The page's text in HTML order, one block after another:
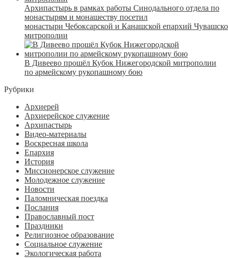
Архипастырь в рамках работы Синодального отдела по
монастырям и монашеству посетил
монастыри Чебоксарской и Канашской епархий
митрополии
В Дивеево прошёл Кубок Нижегородской митрополии
по армейскому рукопашному бою
Рубрики
Архиерей
Архиерейское служение
Архипастырь
Видео-материалы
Воскресная школа
Епархия
История
Миссионерское служение
Молодежное служение
Новости
Паломническая поездка
Послания
Православный пост
Праздники
Религиозное образование
Социальное служение
Экологическая работа